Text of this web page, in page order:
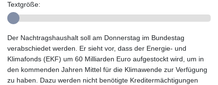
Textgröße:
Der Nachtragshaushalt soll am Donnerstag im Bundestag
verabschiedet werden. Er sieht vor, dass der Energie- und
Klimafonds (EKF) um 60 Milliarden Euro aufgestockt wird, um in
den kommenden Jahren Mittel für die Klimawende zur Verfügung
zu haben. Dazu werden nicht benötigte Kreditermächtigungen